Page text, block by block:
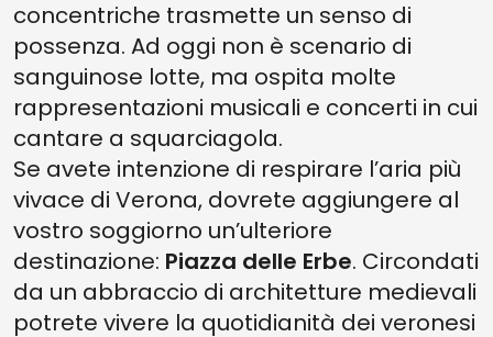
concentriche trasmette un senso di
possenza. Ad oggi non è scenario di
sanguinose lotte, ma ospita molte
rappresentazioni musicali e concerti in cui
cantare a squarciagola.
Se avete intenzione di respirare l’aria più
vivace di Verona, dovrete aggiungere al
vostro soggiorno un’ulteriore
destinazione: Piazza delle Erbe. Circondati
da un abbraccio di architetture medievali
potrete vivere la quotidianità dei veronesi